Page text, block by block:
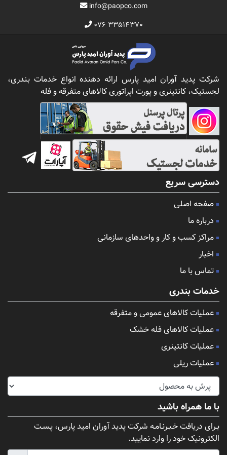
info@paopco.com
۰۷۶ ۳۳۵۱۴۳۷۰
شرکت پدید آوران امید پارس ارائه دهنده انواع خدمات بندری،
لجستیک، کانتینری و پورت اپراتوری کالاهای متفرقه و فله
دسترسی سریع
صفحه اصلی
درباره ما
مراکز کسب و کار و واحدهای سازمانی
اخبار
تماس با ما
خدمات بندری
عملیات کالاهای عمومی و متفرقه
عملیات کالاهای فله خشک
عملیات کانتینری
عملیات ریلی
با ما همراه باشید
بـرای دریافت خـبـرنـامـه شرکت پدید آوران امید پارس، پـسـت
الکترونیک خود را وارد نمایید.